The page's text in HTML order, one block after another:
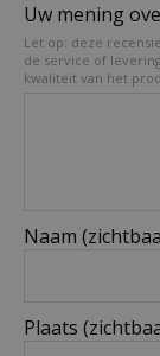
Uw mening
Let op: deze
de service of
kwaliteit van het
Naam
Plaats